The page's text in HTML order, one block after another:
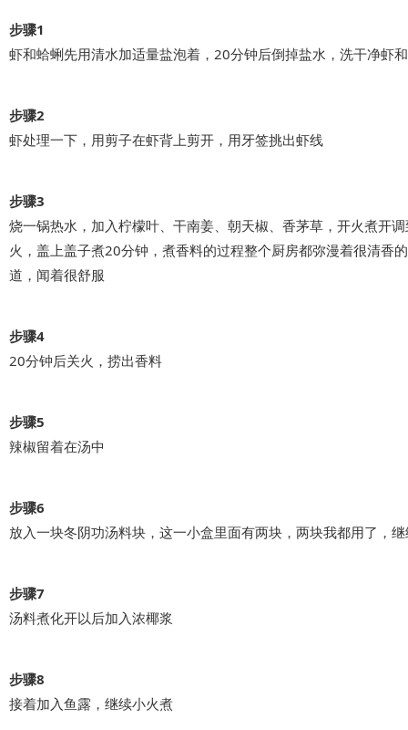
步骤1
虾和蛤蜊先用清水加适量盐泡着，20分钟后倒掉盐水，洗干净虾
步骤2
虾处理一下，用剪子在虾背上剪开，用牙签挑出虾线
步骤3
烧一锅热水，加入柠檬叶、干南姜、朝天椒、香茅草，开火煮开
火，盖上盖子煮20分钟，煮香料的过程整个厨房都弥漫着很清香
道，闻着很舒服
步骤4
20分钟后关火，捞出香料
步骤5
辣椒留着在汤中
步骤6
放入一块冬阴功汤料块，这一小盒里面有两块，两块我都用了，
步骤7
汤料煮化开以后加入浓椰浆
步骤8
接着加入鱼露，继续小火煮